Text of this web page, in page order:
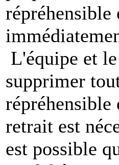
L'équipe et
supprimer
répréhensible
retrait est
est possible